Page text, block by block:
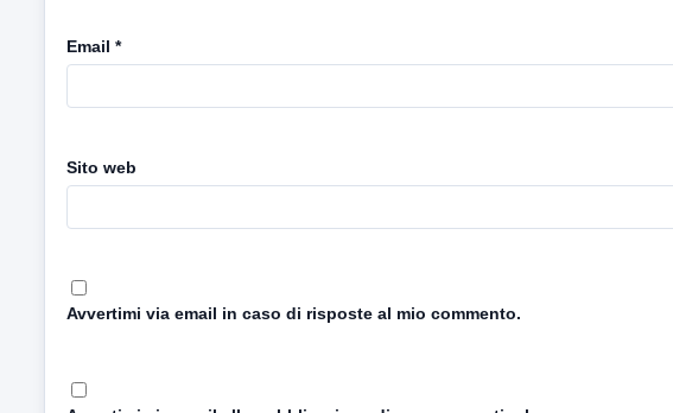
Email *
Sito web
Avvertimi via email in caso di risposte al mio commento.